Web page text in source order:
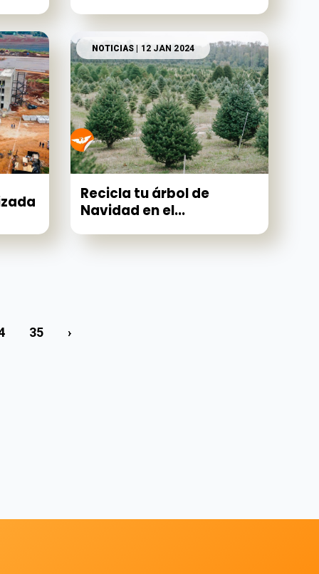
NOTICIAS | 12 JAN 2024
Recicla tu árbol de
Navidad en el...
35 ›